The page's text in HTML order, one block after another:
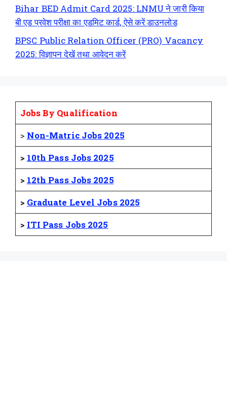
Bihar BED Admit Card 2025: LNMU ने जारी किया
बी एड प्रवेश परीक्षा का एडमिट कार्ड, ऐसे करें डाउनलोड
BPSC Public Relation Officer (PRO) Vacancy
2025: विज्ञापन देखें तथा आवेदन करें
Jobs By Qualification
> Non-Matric Jobs 2025
> 10th Pass Jobs 2025
> 12th Pass Jobs 2025
> Graduate Level Jobs 2025
> ITI Pass Jobs 2025